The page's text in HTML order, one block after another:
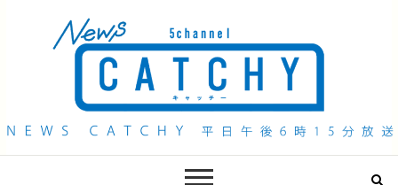
QAB NEWS Headline